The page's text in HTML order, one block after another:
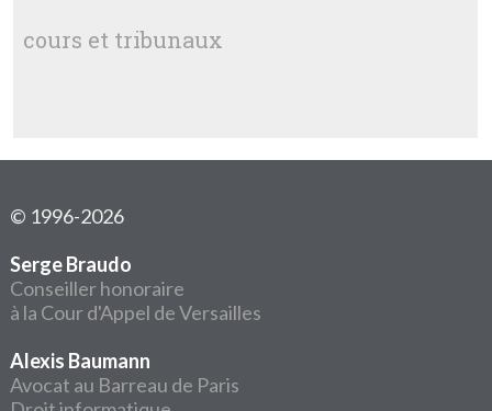
cours et tribunaux
© 1996-2026
Serge Braudo
Conseiller honoraire
à la Cour d'Appel de Versailles
Alexis Baumann
Avocat au Barreau de Paris